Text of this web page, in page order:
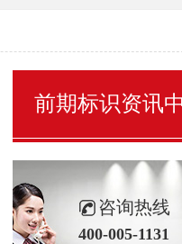
前期标识资讯
咨询热线
400-005-1131
景区全景导视